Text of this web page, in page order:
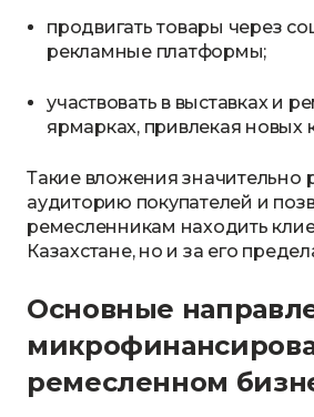
продвигать товары через
рекламные платформы;
участвовать в выставках и
ярмарках, привлекая новых
Такие вложения значительно
аудиторию покупателей и
ремесленникам находить
Казахстане, но и за его
Основные
ремесленном